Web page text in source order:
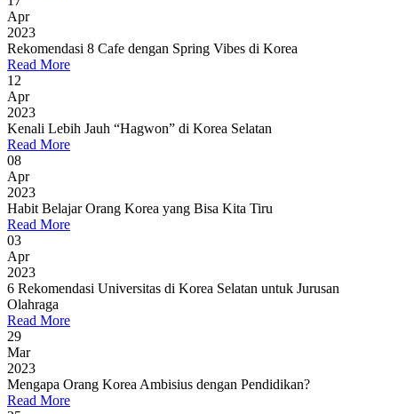
Apr
2023
Rekomendasi 8 Cafe dengan Spring Vibes di Korea
Read More
12
Apr
2023
Kenali Lebih Jauh “Hagwon” di Korea Selatan
Read More
08
Apr
2023
Habit Belajar Orang Korea yang Bisa Kita Tiru
Read More
03
Apr
2023
6 Rekomendasi Universitas di Korea Selatan untuk Jurusan
Olahraga
Read More
29
Mar
2023
Mengapa Orang Korea Ambisius dengan Pendidikan?
Read More